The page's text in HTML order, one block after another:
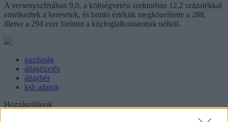
A versenyszférában 9,0, a költségvetési szektorban 12,2 százalékkal
emelkedtek a keresetek, és bruttó értékük megközelítette a 288,
illetve a 294 ezer forintot a közfoglalkoztatottak nélkül.
gazdaság
átlagfizetés
átlagbér
ksh adatok
Hozzászólások